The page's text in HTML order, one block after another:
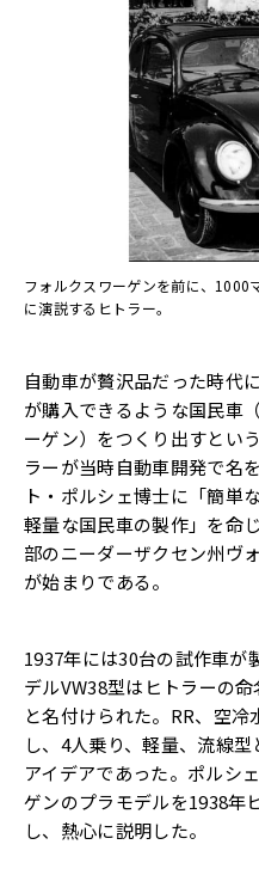
フォルクスワーゲンを前に、1000
に演説するヒトラー。
自動車が贅沢品だった時代
が購入できるような国民車
ーゲン）をつくり出すとい
ラーが当時自動車開発で名
ト・ポルシェ博士に「簡単
軽量な国民車の製作」を命
部のニーダーザクセン州ヴ
が始まりである。
1937年には30台の試作車が
デルVW38型はヒトラーの
と名付けられた。RR、空
し、4人乗り、軽量、流線
アイデアであった。ポルシ
ゲンのプラモデルを1938年
し、熱心に説明した。